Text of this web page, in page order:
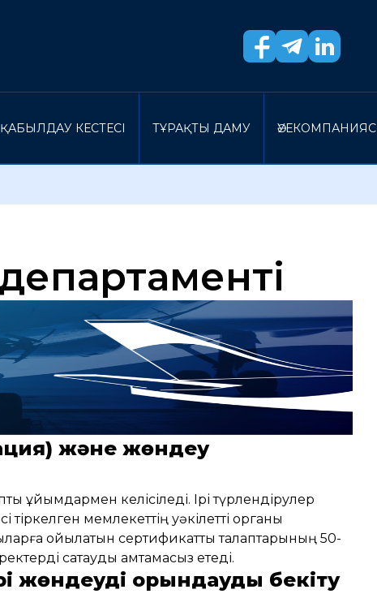
КЕСТЕСI ТҰРАҚТЫ ДАМУ
және жөндеу
ұйымдармен келісіледі. Ірі түрлендірулер
мемлекеттің уәкілетті органы
қойылатын сертификаттық талаптарының 50-
сақтауды қамтамасыз етеді.
жөндеуді орындауды бекіту